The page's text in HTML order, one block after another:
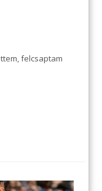
felcsaptam